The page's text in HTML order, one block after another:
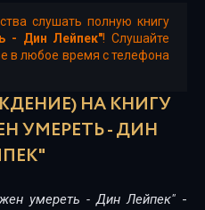
слушать полную книгу
- Дин Лейпек"! Слушайте
в любое время с телефона
НА КНИГУ
УМЕРЕТЬ - ДИН
умереть - Дин Лейпек"-